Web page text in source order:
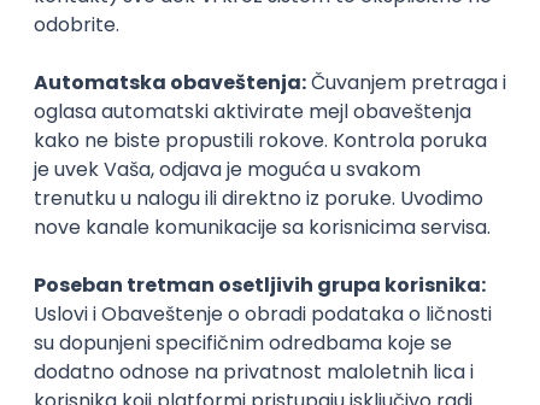
Zanimanja posle studija
Prevodilac
jezici, književnost
Tumač
jezici, književnost